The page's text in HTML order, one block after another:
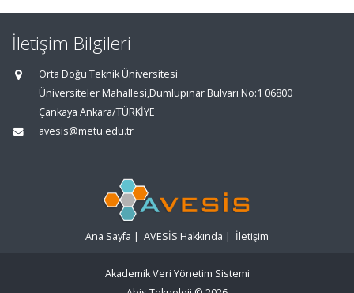
İletişim Bilgileri
Orta Doğu Teknik Üniversitesi
Üniversiteler Mahallesi,Dumlupınar Bulvarı No:1 06800
Çankaya Ankara/TÜRKİYE
avesis@metu.edu.tr
Ana Sayfa | AVESİS Hakkında | İletişim
Akademik Veri Yönetim Sistemi